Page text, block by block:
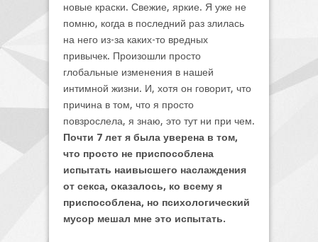
новые краски. Свежие, яркие. Я уже не
помню, когда в последний раз злилась
на него из-за каких-то вредных
привычек. Произошли просто
глобальные изменения в нашей
интимной жизни. И, хотя он говорит, что
причина в том, что я просто
повзрослела, я знаю, это тут ни при чем.
Почти 7 лет я была уверена в том,
что просто не приспособлена
испытать наивысшего наслаждения
от секса, оказалось, ко всему я
приспособлена, но психологический
мусор мешал мне это испытать.